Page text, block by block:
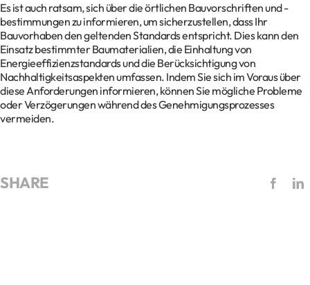
Es ist auch ratsam, sich über die örtlichen Bauvorschriften und -
bestimmungen zu informieren, um sicherzustellen, dass Ihr
Bauvorhaben den geltenden Standards entspricht. Dies kann den
Einsatz bestimmter Baumaterialien, die Einhaltung von
Energieeffizienzstandards und die Berücksichtigung von
Nachhaltigkeitsaspekten umfassen. Indem Sie sich im Voraus über
diese Anforderungen informieren, können Sie mögliche Probleme
oder Verzögerungen während des Genehmigungsprozesses
vermeiden.
SHARE